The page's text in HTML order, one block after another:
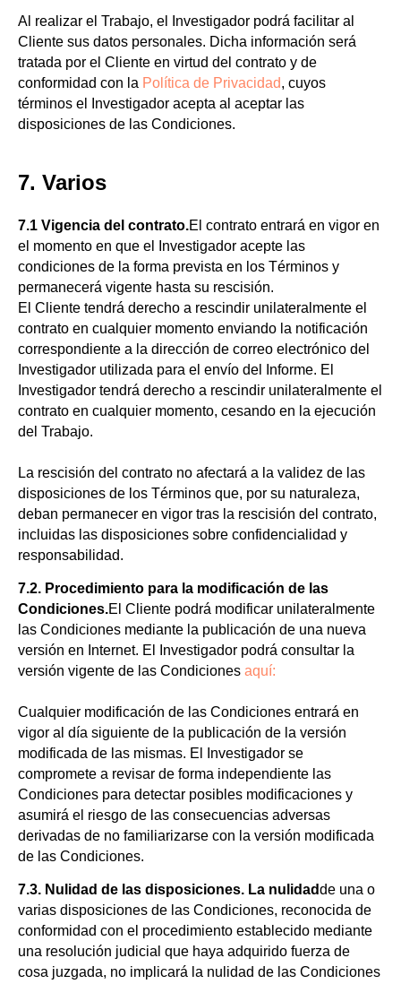
Al realizar el Trabajo, el Investigador podrá facilitar al
Cliente sus datos personales. Dicha información será
tratada por el Cliente en virtud del contrato y de
conformidad con la Política de Privacidad, cuyos
términos el Investigador acepta al aceptar las
disposiciones de las Condiciones.
7. Varios
7.1 Vigencia del contrato.El contrato entrará en vigor en
el momento en que el Investigador acepte las
condiciones de la forma prevista en los Términos y
permanecerá vigente hasta su rescisión.
El Cliente tendrá derecho a rescindir unilateralmente el
contrato en cualquier momento enviando la notificación
correspondiente a la dirección de correo electrónico del
Investigador utilizada para el envío del Informe. El
Investigador tendrá derecho a rescindir unilateralmente el
contrato en cualquier momento, cesando en la ejecución
del Trabajo.
La rescisión del contrato no afectará a la validez de las
disposiciones de los Términos que, por su naturaleza,
deban permanecer en vigor tras la rescisión del contrato,
incluidas las disposiciones sobre confidencialidad y
responsabilidad.
7.2. Procedimiento para la modificación de las
Condiciones.El Cliente podrá modificar unilateralmente
las Condiciones mediante la publicación de una nueva
versión en Internet. El Investigador podrá consultar la
versión vigente de las Condiciones aquí:
Cualquier modificación de las Condiciones entrará en
vigor al día siguiente de la publicación de la versión
modificada de las mismas. El Investigador se
compromete a revisar de forma independiente las
Condiciones para detectar posibles modificaciones y
asumirá el riesgo de las consecuencias adversas
derivadas de no familiarizarse con la versión modificada
de las Condiciones.
7.3. Nulidad de las disposiciones. La nulidadde una o
varias disposiciones de las Condiciones, reconocida de
conformidad con el procedimiento establecido mediante
una resolución judicial que haya adquirido fuerza de
cosa juzgada, no implicará la nulidad de las Condiciones